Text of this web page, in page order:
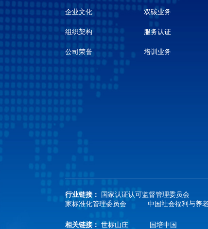
企业文化
组织架构
公司荣誉
双碳业务
服务认证
培训业务
行业链接： 国家认证认可监督管理委员会
家标准化管理委员会
中国社会福利与养
相关链接： 世标山庄 国培中国